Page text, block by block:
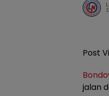
Post
jalan